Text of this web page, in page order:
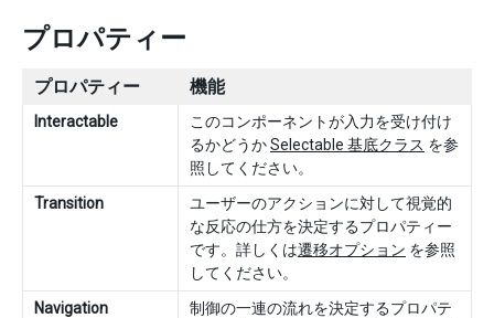
プロパティー
プロパティー 機能
Interactable
このコンポーネントが入力を受け付け
るかどうかSelectable 基底クラス を参
照してください。
Transition
ユーザーのアクションに対して視覚的
な反応の仕方を決定するプロパティー
です。詳しくは遷移オプション を参照
してください。
Navigation
制御の一連の流れを決定するプロパテ